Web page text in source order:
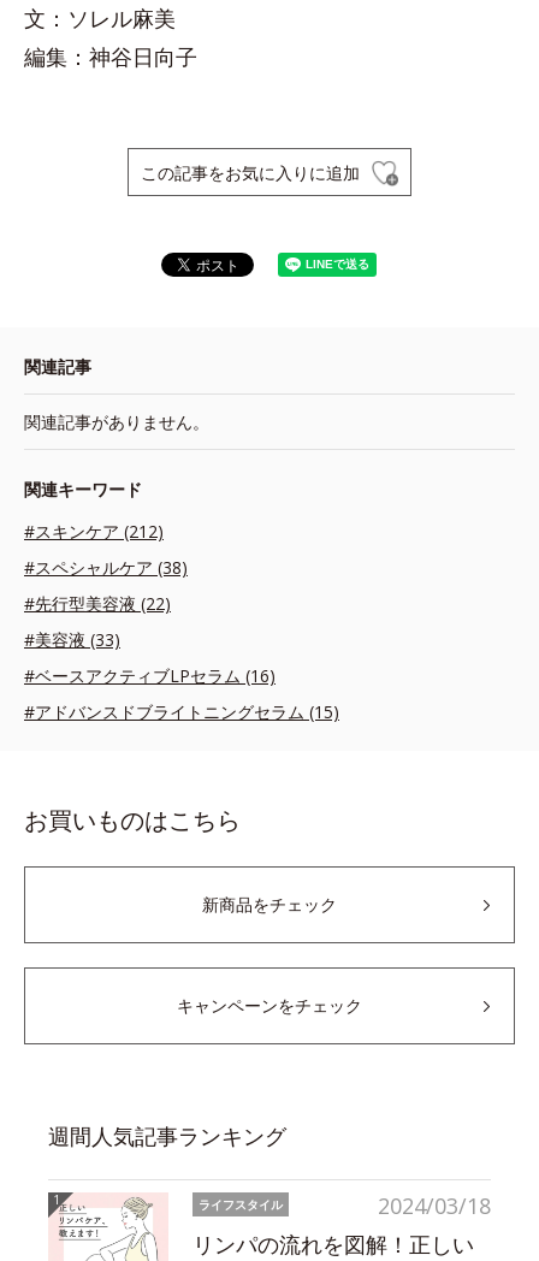
文：ソレル麻美
編集：神谷日向子
この記事をお気に入りに追加
関連記事
関連記事がありません。
関連キーワード
#スキンケア (212)
#スペシャルケア (38)
#先行型美容液 (22)
#美容液 (33)
#ベースアクティブLPセラム (16)
#アドバンスドブライトニングセラム (15)
お買いものはこちら
新商品をチェック
キャンペーンをチェック
週間人気記事ランキング
2024/03/18
ライフスタイル
リンパの流れを図解！正しい